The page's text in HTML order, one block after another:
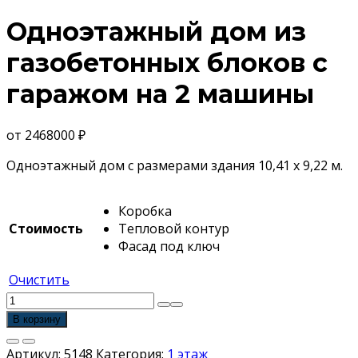
Одноэтажный дом из
газобетонных блоков с
гаражом на 2 машины
от 2468000 ₽
Одноэтажный дом с размерами здания 10,41 x 9,22 м.
Стоимость
Коробка
Тепловой контур
Фасад под ключ
Очистить
Количество
товара
дом
В корзину
Артикул: 5148 Категория: 1 этаж